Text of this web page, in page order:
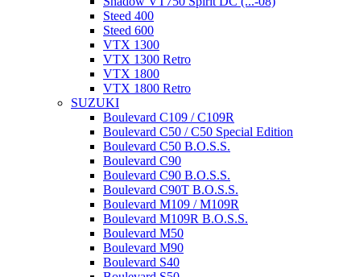
Steed 400
Steed 600
VTX 1300
VTX 1300 Retro
VTX 1800
VTX 1800 Retro
SUZUKI
Boulevard C109 / C109R
Boulevard C50 / C50 Special Edition
Boulevard C50 B.O.S.S.
Boulevard C90
Boulevard C90 B.O.S.S.
Boulevard C90T B.O.S.S.
Boulevard M109 / M109R
Boulevard M109R B.O.S.S.
Boulevard M50
Boulevard M90
Boulevard S40